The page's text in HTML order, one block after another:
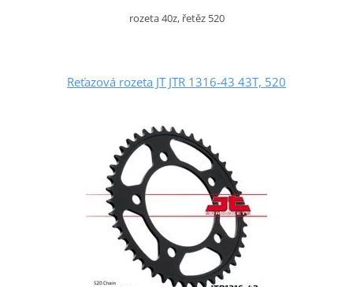
rozeta 40z, řetěz 520
Reťazová rozeta JT JTR 1316-43 43T, 520